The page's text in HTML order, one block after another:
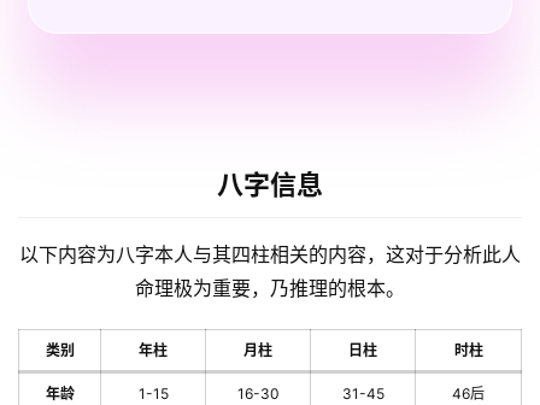
八字信息
以下内容为八字本人与其四柱相关的内容，这对于分析此人
命理极为重要，乃推理的根本。
类别 年柱 月柱 日柱 时柱
年龄 1-15 16-30 31-45 46后